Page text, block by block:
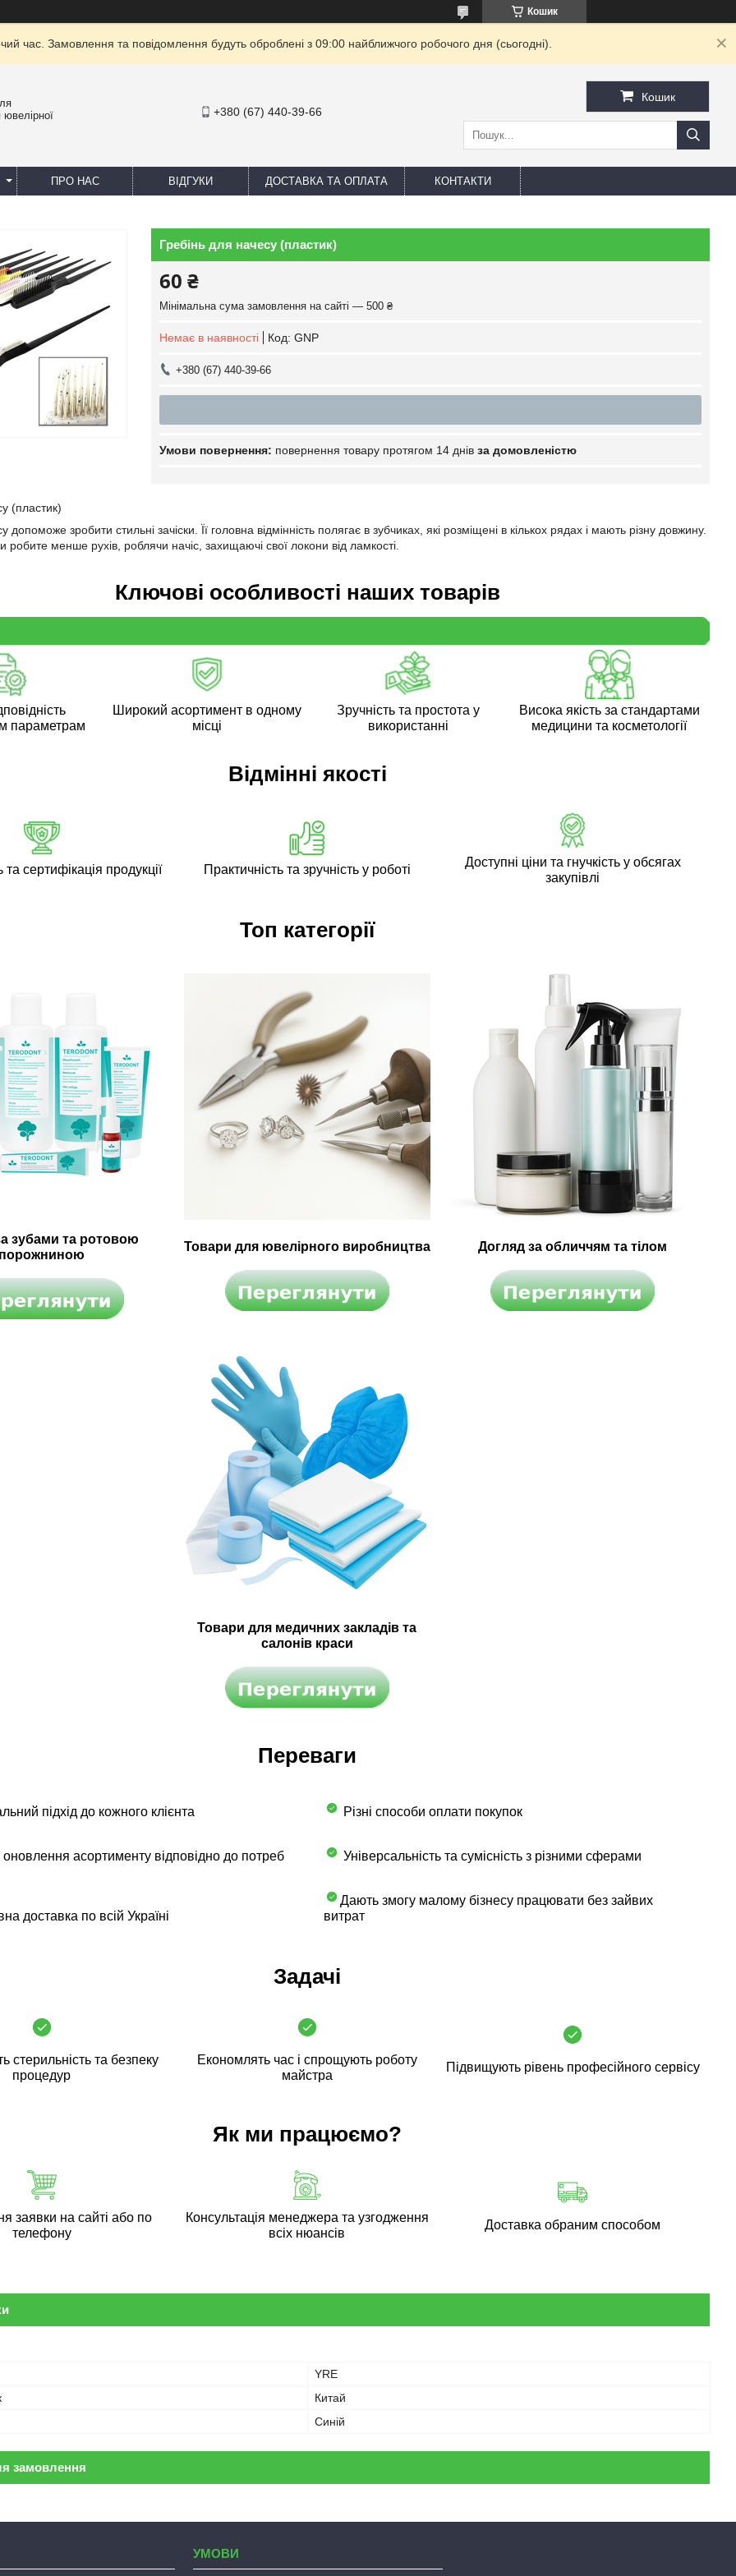
Кошик
час. Замовлення та повідомлення будуть оброблені з 09:00 найближчого робочого дня (сьогодні).
+380 (67) 440-39-66
Кошик
ПРО НАС ВІДГУКИ ДОСТАВКА ТА ОПЛАТА КОНТАКТИ
Гребінь для начесу (пластик)
60 ₴
Мінімальна сума замовлення на сайті — 500 ₴
Немає в наявності Код: GNP
+380 (67) 440-39-66
повернення товару протягом 14 днів за домовленістю
(пластик)
допоможе зробити стильні зачіски. Її головна відмінність полягає в зубчиках, які розміщені в кількох рядах і мають різну довжину.
робите менше рухів, роблячи начіс, захищаючі свої локони від ламкості.
Ключові особливості наших товарів
параметрам
Широкий асортимент в одному
місці
Зручність та простота у
використанні
Висока якість за стандартами
медицини та косметології
Відмінні якості
та сертифікація продукції Практичність та зручність у роботі
Доступні ціни та гнучкість у обсягах
закупівлі
Топ категорії
зубами та ротовою
порожниною
Товари для ювелірного виробництва Догляд за обличчям та тілом
Товари для медичних закладів та
салонів краси
Переваги
підхід до кожного клієнта
оновлення асортименту відповідно до потреб
доставка по всій Україні
Різні способи оплати покупок
Універсальність та сумісність з різними сферами
Дають змогу малому бізнесу працювати без зайвих
витрат
Задачі
стерильність та безпеку
процедур
Економлять час і спрощують роботу
майстра
Підвищують рівень професійного сервісу
Як ми працюємо?
заявки на сайті або по
телефону
Консультація менеджера та узгодження
всіх нюансів
Доставка обраним способом
YRE
Китай
Синій
замовлення
УМОВИ